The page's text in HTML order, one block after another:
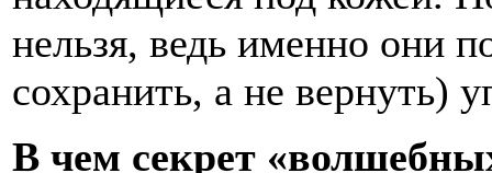
нельзя, ведь именно они
сохранить, а не вернуть)
В чем секрет